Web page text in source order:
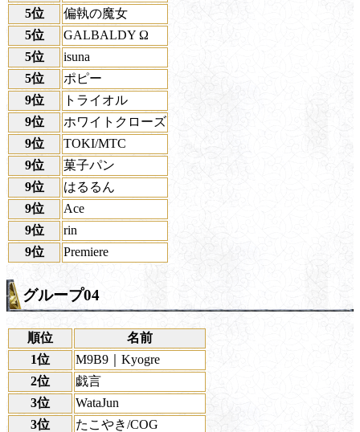
5位
偏執の魔女
5位
GALBALDY Ω
5位
isuna
5位
ポピー
9位
トライオル
9位
ホワイトクローズ
9位
TOKI/MTC
9位
菓子パン
9位
はるるん
9位
Ace
9位
rin
9位
Premiere
グループ04
順位
名前
1位
M9B9｜Kyogre
2位
戯言
3位
WataJun
3位
たこやき/COG